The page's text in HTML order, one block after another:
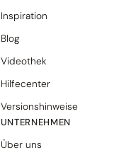
Inspiration
Blog
Videothek
Hilfecenter
Versionshinweise
UNTERNEHMEN
Über uns